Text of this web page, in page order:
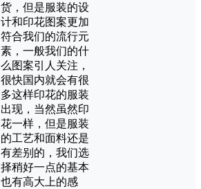
货，但是服装的设
计和印花图案更加
符合我们的流行元
素，一般我们的什
么图案引人关注，
很快国内就会有很
多这样印花的服装
出现，当然虽然印
花一样，但是服装
的工艺和面料还是
有差别的，我们选
择稍好一点的基本
也有高大上的感